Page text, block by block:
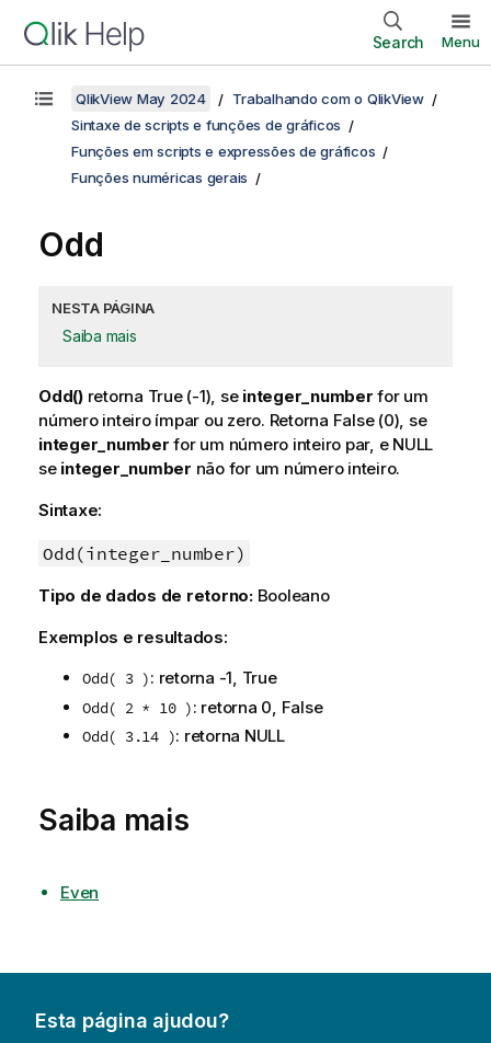
Search Menu
QlikView May 2024
Trabalhando com o QlikView
Sintaxe de scripts e funções de gráficos
Funções em scripts e expressões de gráficos
Funções numéricas gerais
Odd
NESTA PÁGINA
Saiba mais
Odd()retorna True(-1), se integer_number for um
número inteiro ímpar ou zero. Retorna False(0), se
integer_number for um número inteiro par, e NULL
se integer_number não for um número inteiro.
Sintaxe:
Odd(integer_number)
Tipo de dados de retorno: Booleano
Exemplos e resultados:
Odd( 3 ): retorna -1, True
Odd( 2 * 10 ): retorna 0, False
Odd( 3.14 ): retorna NULL
Saiba mais
Even
Esta página ajudou?